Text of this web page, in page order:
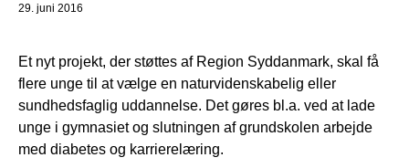
29. juni 2016
Et nyt projekt, der støttes af Region Syddanmark, skal få
flere unge til at vælge en naturvidenskabelig eller
sundhedsfaglig uddannelse. Det gøres bl.a. ved at lade
unge i gymnasiet og slutningen af grundskolen arbejde
med diabetes og karrierelæring.